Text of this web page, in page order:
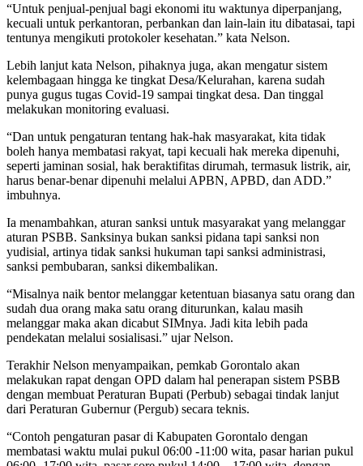
“Untuk penjual-penjual bagi ekonomi itu waktunya diperpanjang,
kecuali untuk perkantoran, perbankan dan lain-lain itu dibatasai, tapi
tentunya mengikuti protokoler kesehatan.” kata Nelson.
Lebih lanjut kata Nelson, pihaknya juga, akan mengatur sistem
kelembagaan hingga ke tingkat Desa/Kelurahan, karena sudah
punya gugus tugas Covid-19 sampai tingkat desa. Dan tinggal
melakukan monitoring evaluasi.
“Dan untuk pengaturan tentang hak-hak masyarakat, kita tidak
boleh hanya membatasi rakyat, tapi kecuali hak mereka dipenuhi,
seperti jaminan sosial, hak beraktifitas dirumah, termasuk listrik, air,
harus benar-benar dipenuhi melalui APBN, APBD, dan ADD.”
imbuhnya.
Ia menambahkan, aturan sanksi untuk masyarakat yang melanggar
aturan PSBB. Sanksinya bukan sanksi pidana tapi sanksi non
yudisial, artinya tidak sanksi hukuman tapi sanksi administrasi,
sanksi pembubaran, sanksi dikembalikan.
“Misalnya naik bentor melanggar ketentuan biasanya satu orang dan
sudah dua orang maka satu orang diturunkan, kalau masih
melanggar maka akan dicabut SIMnya. Jadi kita lebih pada
pendekatan melalui sosialisasi.” ujar Nelson.
Terakhir Nelson menyampaikan, pemkab Gorontalo akan
melakukan rapat dengan OPD dalam hal penerapan sistem PSBB
dengan membuat Peraturan Bupati (Perbub) sebagai tindak lanjut
dari Peraturan Gubernur (Pergub) secara teknis.
“Contoh pengaturan pasar di Kabupaten Gorontalo dengan
membatasi waktu mulai pukul 06:00 -11:00 wita, pasar harian pukul